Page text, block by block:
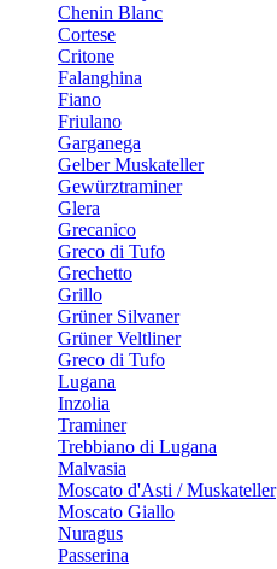
Chenin Blanc
Cortese
Critone
Falanghina
Fiano
Friulano
Garganega
Gelber Muskateller
Gewürztraminer
Glera
Grecanico
Greco di Tufo
Grechetto
Grillo
Grüner Silvaner
Grüner Veltliner
Greco di Tufo
Lugana
Inzolia
Traminer
Trebbiano di Lugana
Malvasia
Moscato d'Asti / Muskateller
Moscato Giallo
Nuragus
Passerina